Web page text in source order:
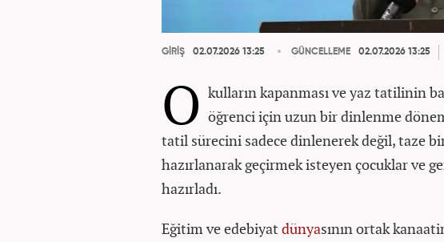
GİRİŞ 02.07.2026 13:25 GÜNCELLEME 02.07.2026 13:25
O kulların kapanması ve yaz tatilinin
öğrenci için uzun bir dinlenme
tatil sürecini sadece dinlenerek değil, taze
hazırlanarak geçirmek isteyen çocuklar ve
hazırladı.
Eğitim ve edebiyat dünyasının ortak